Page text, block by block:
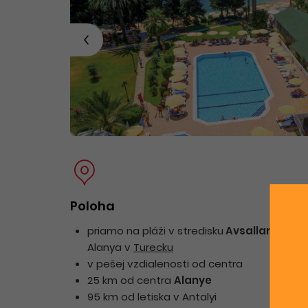
Poloha
priamo na pláži v strediskuAvsallar
Alanya v Turecku
v pešej vzdialenosti od centra
25 km od centra Alanye
95 km od letiska v Antalyi